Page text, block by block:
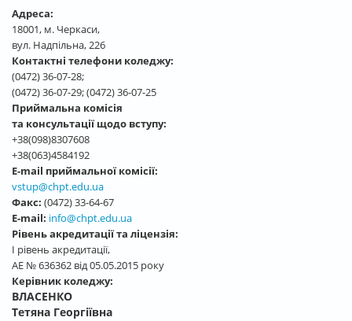
Адреса:
18001, м. Черкаси,
вул. Надпільна, 226
Контактні телефони коледжу:
(0472) 36-07-28;
(0472) 36-07-29; (0472) 36-07-25
Приймальна комісія
та консультації щодо вступу:
+38(098)8307608
+38(063)4584192
E-mail приймальної комісії:
vstup@chpt.edu.ua
Факс: (0472) 33-64-67
E-mail: info@chpt.edu.ua
Рівень акредитації та ліцензія:
І рівень акредитації,
АЕ № 636362 від 05.05.2015 року
Керівник коледжу:
ВЛАСЕНКО
Тетяна Георгіївна